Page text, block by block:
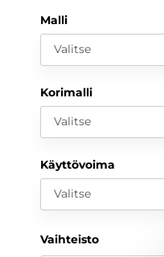
Malli
Valitse
Korimalli
Valitse
Käyttövoima
Valitse
Vaihteisto